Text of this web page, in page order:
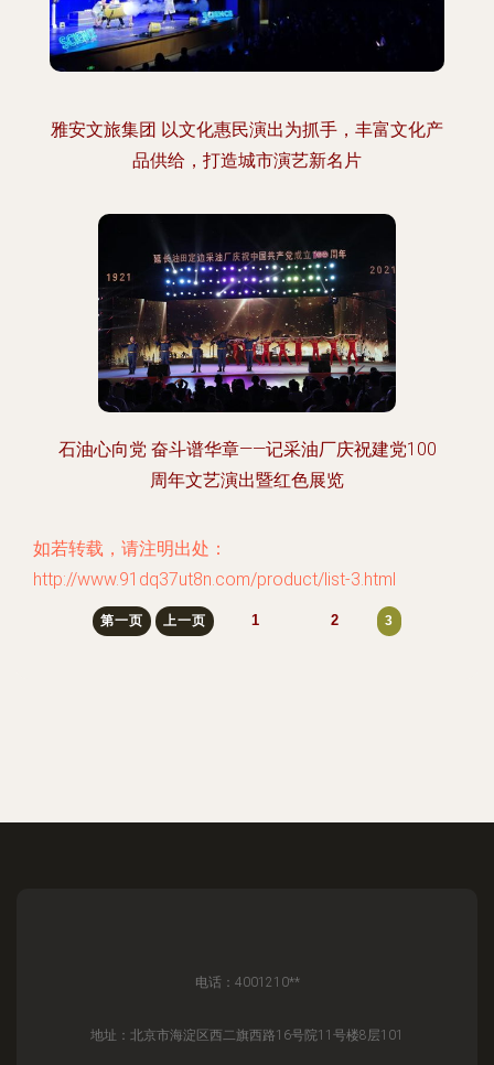
雅安文旅集团 以文化惠民演出为抓手，丰富文化产
品供给，打造城市演艺新名片
石油心向党 奋斗谱华章——记采油厂庆祝建党100
周年文艺演出暨红色展览
如若转载，请注明出处：
http://www.91dq37ut8n.com/product/list-3.html
第一页 上一页 1 2 3
电话：4001210**
地址：北京市海淀区西二旗西路16号院11号楼8层101